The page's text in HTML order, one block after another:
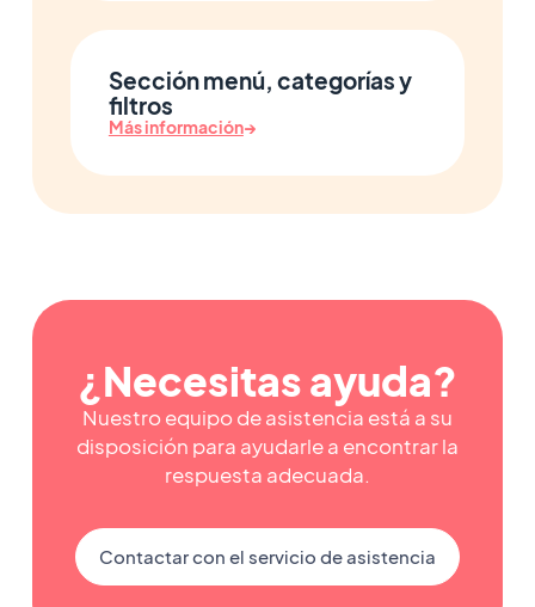
Sección menú, categorías y
filtros
Más información→
¿Necesitas ayuda?
Nuestro equipo de asistencia está a su
disposición para ayudarle a encontrar la
respuesta adecuada.
Contactar con el servicio de asistencia